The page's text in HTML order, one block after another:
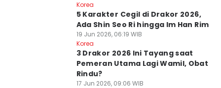
Korea
5 Karakter Cegil di Drakor 2026,
Ada Shin Seo Ri hingga Im Han Rim
19 Jun 2026, 06:19 WIB
Korea
3 Drakor 2026 Ini Tayang saat
Pemeran Utama Lagi Wamil, Obat
Rindu?
17 Jun 2026, 09:06 WIB